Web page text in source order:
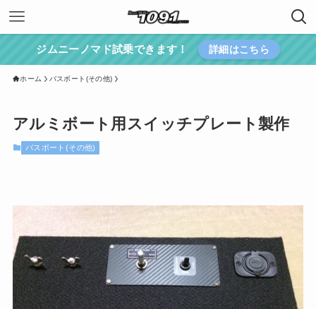
ジムニーノマド試乗できます！ 詳細はこちら
ホーム バスボート(その他)
アルミボート用スイッチプレート製作
バスボート(その他)